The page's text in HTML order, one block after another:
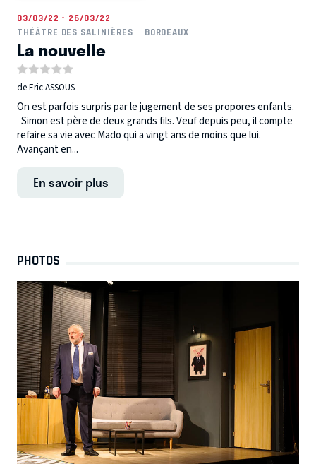
03/03/22 - 26/03/22
THÉÂTRE DES SALINIÈRES
BORDEAUX
La nouvelle
de Eric ASSOUS
On est parfois surpris par le jugement de ses propores enfants.
Simon est père de deux grands fils. Veuf depuis peu, il compte
refaire sa vie avec Mado qui a vingt ans de moins que lui.
Avançant en...
En savoir plus
PHOTOS